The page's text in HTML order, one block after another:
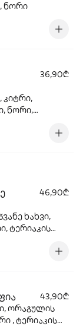
ნორი
36,90₾
კიტრი,
ნორი,
46,90₾
ხახვი,
ტერიაკის
43,90₾
ორაგულის
, ტერიაკის